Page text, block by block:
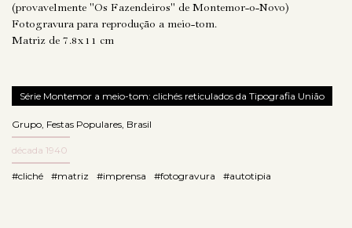
(provavelmente "Os Fazendeiros" de Montemor-o-Novo)
Fotogravura para reprodução a meio-tom.
Matriz de 7.8x11 cm
Série Montemor a meio-tom: clichés reticulados da Tipografia União
Grupo, Festas Populares, Brasil
década 1940
#cliché #matriz #imprensa #fotogravura #autotipia